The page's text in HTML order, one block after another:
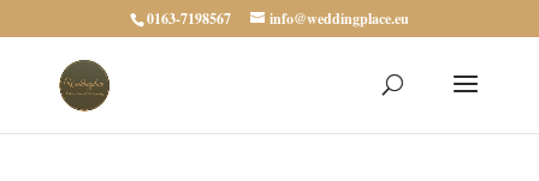
0163-7198567 info@weddingplace.eu